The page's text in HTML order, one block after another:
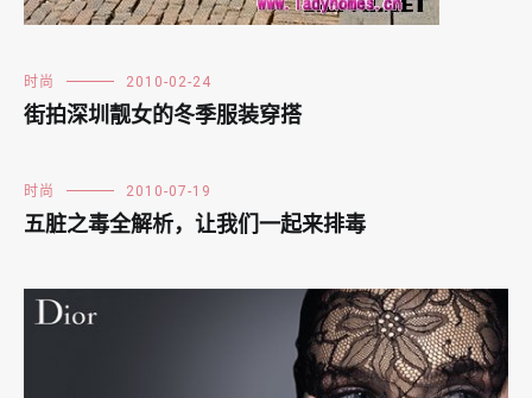
时尚 2010-02-24
街拍深圳靓女的冬季服装穿搭
时尚 2010-07-19
五脏之毒全解析，让我们一起来排毒